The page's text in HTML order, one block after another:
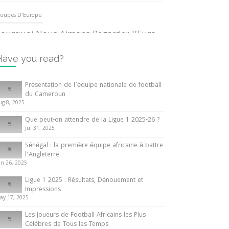
D'Europe
Nous Aimons Regarder l’Euro
June 2024
Internationales
ce que vous devez savoir sur la
d’Afrique des Nations
10 May 2024
Internationales
de l’équipe nationale de
football du Cameroun
2025
you read?
Présentation de l’équipe nationale de football
du Cameroun
8, 2025
Que peut-on attendre de la Ligue 1 2025-26 ?
Jul 31, 2025
Sénégal : la première équipe africaine à battre
l’Angleterre
26, 2025
Ligue 1 2025 : Résultats, Dénouement et
Impressions
17, 2025
Les Joueurs de Football Africains les Plus
Célèbres de Tous les Temps